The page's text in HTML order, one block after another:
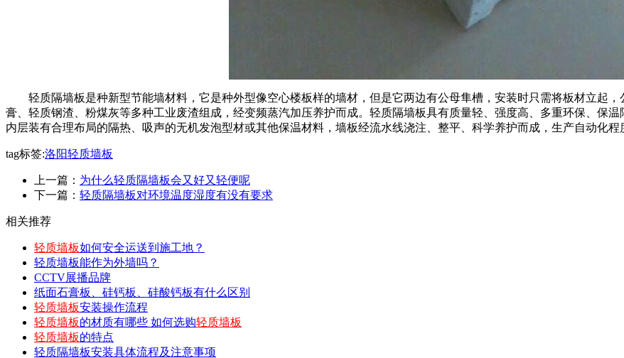
轻质隔墙板是种新型节能墙材料，它是种外型像空心楼板样的墙材，但是它两边有公母隼槽，安装时只需将板材立起，
膏、轻质钢渣、粉煤灰等多种工业废渣组成，经变频蒸汽加压养护而成。轻质隔墙板具有质量轻、强度高、多重环保、保
内层装有合理布局的隔热、吸声的无机发泡型材或其他保温材料，墙板经流水线浇注、整平、科学养护而成，生产自动化程
tag标签:洛阳轻质墙板
上一篇： 为什么轻质隔墙板会又好又轻便呢
下一篇： 轻质隔墙板对环境温度湿度有没有要求
相关推荐
轻质墙板如何安全运送到施工地？
轻质墙板能作为外墙吗？
CCTV展播品牌
纸面石膏板、硅钙板、硅酸钙板有什么区别
轻质墙板安装操作流程
轻质墙板的材质有哪些 如何选购轻质墙板
轻质墙板的特点
轻质隔墙板安装具体流程及注意事项